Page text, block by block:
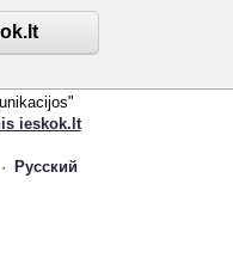
ieskok.lt
· Русский